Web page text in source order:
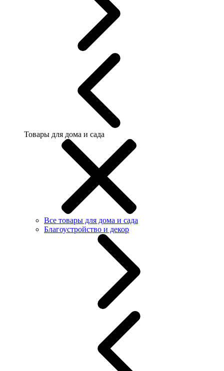
Товары для дома и сада
Все товары для дома и сада
Благоустройство и декор